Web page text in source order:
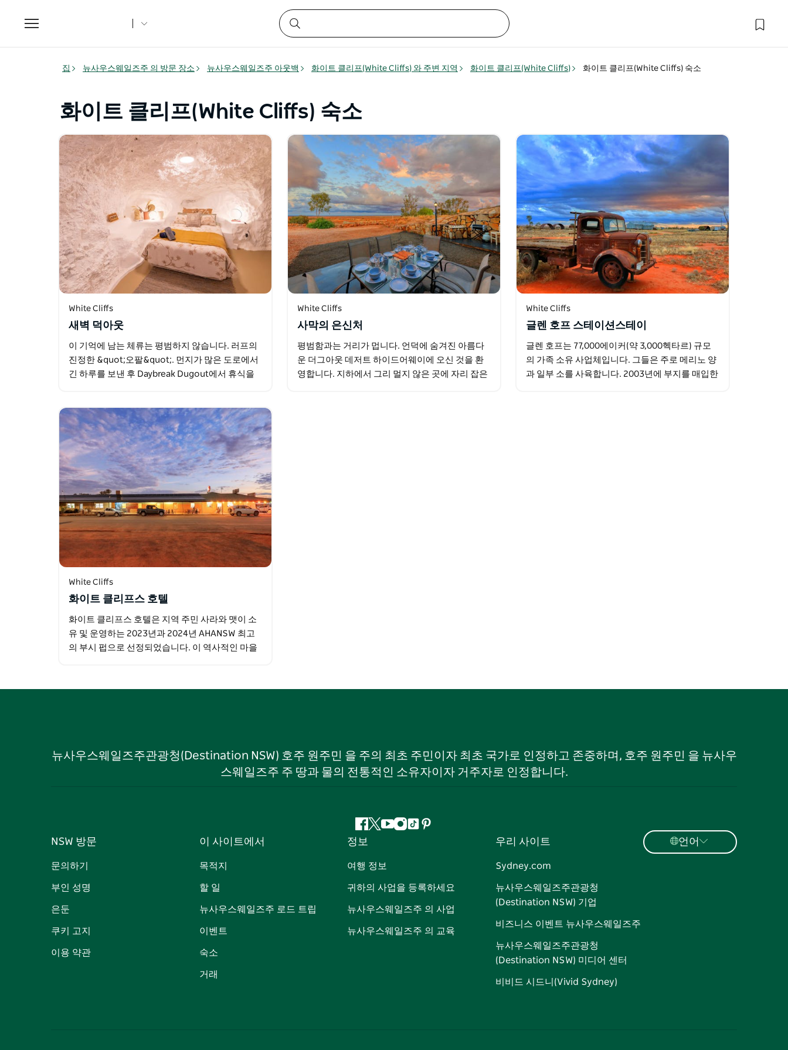
Toggle
navigation
집 뉴사우스웨일즈주 의 방문 장소 뉴사우스웨일즈주 아웃백 화이트 클리프(White Cliffs) 와 주변 지역 화이트 클리프(White Cliffs) 화이트 클리프(White Cliffs) 숙소
화이트 클리프(White Cliffs) 숙소
White Cliffs
새벽 덕아웃
이 기억에 남는 체류는 평범하지 않습니다. 러프의
진정한 &quot;오팔&quot;. 먼지가 많은 도로에서
긴 하루를 보낸 후 Daybreak Dugout에서 휴식을
White Cliffs
사막의 은신처
평범함과는 거리가 멉니다. 언덕에 숨겨진 아름다
운 더그아웃 데저트 하이드어웨이에 오신 것을 환
영합니다. 지하에서 그리 멀지 않은 곳에 자리 잡은
White Cliffs
글렌 호프 스테이션스테이
글렌 호프는 77,000에이커(약 3,000헥타르) 규모
의 가족 소유 사업체입니다. 그들은 주로 메리노 양
과 일부 소를 사육합니다. 2003년에 부지를 매입한
White Cliffs
화이트 클리프스 호텔
화이트 클리프스 호텔은 지역 주민 사라와 맷이 소
유 및 운영하는 2023년과 2024년 AHANSW 최고
의 부시 펍으로 선정되었습니다. 이 역사적인 마을
뉴사우스웨일즈주관광청(Destination NSW) 호주 원주민 을 주의 최초 주민이자 최초 국가로 인정하고 존중하며, 호주 원주민 을 뉴사우
스웨일즈주 주 땅과 물의 전통적인 소유자이자 거주자로 인정합니다.
페
이
북
지
다
유 인
램
틱
핀
트
NSW 방문
문의하기
부인 성명
은둔
쿠키 고지
이용 약관
이 사이트에서
목적지
할 일
뉴사우스웨일즈주 로드 트립
이벤트
숙소
거래
정보
여행 정보
귀하의 사업을 등록하세요
뉴사우스웨일즈주 의 사업
뉴사우스웨일즈주 의 교육
우리 사이트
Sydney.com
뉴사우스웨일즈주관광청
(Destination NSW) 기업
비즈니스 이벤트 뉴사우스웨일즈주
뉴사우스웨일즈주관광청
(Destination NSW) 미디어 센터
비비드 시드니(Vivid Sydney)
언어